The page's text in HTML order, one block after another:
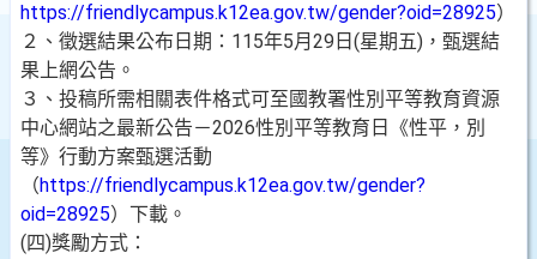
https://friendlycampus.k12ea.gov.tw/gender?oid=28925）
２、徵選結果公布日期：115年5月29日(星期五)，甄選結
果上網公告。
３、投稿所需相關表件格式可至國教署性別平等教育資源
中心網站之最新公告－2026性別平等教育日《性平，別
等》行動方案甄選活動
（https://friendlycampus.k12ea.gov.tw/gender?
oid=28925）下載。
(四)獎勵方式：